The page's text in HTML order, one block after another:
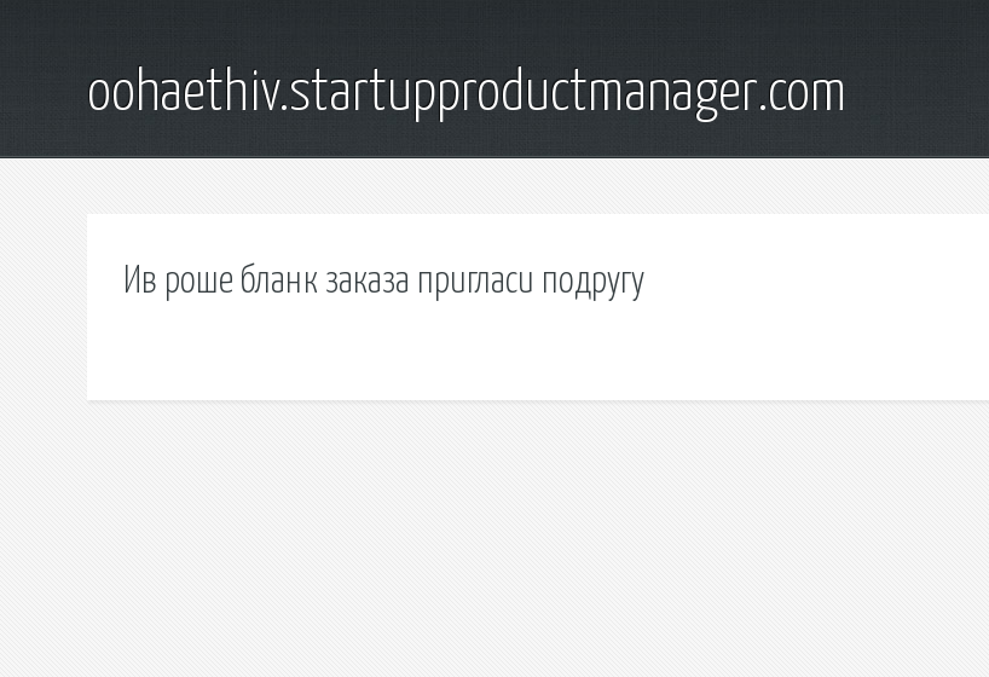
oohaethiv.startupproductmanager.com
Ив роше бланк заказа пригласи подругу